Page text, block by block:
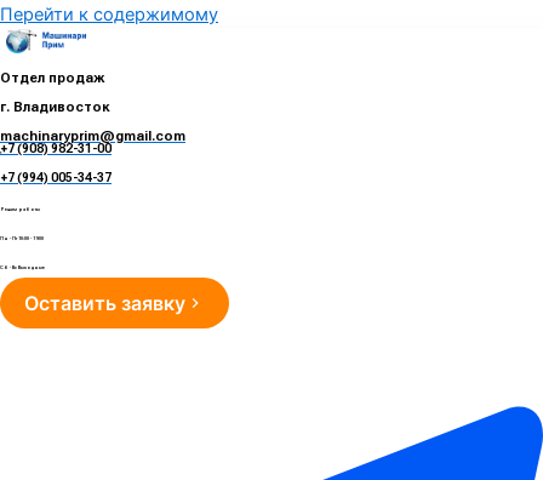
Перейти к содержимому
Отдел продаж
г. Владивосток
machinaryprim@gmail.com
+7 (908) 982-31-00
+7 (994) 005-34-37
Режим работы
Пн - Пт 10:00 - 19:00
Сб - Вс Выходные
Оставить заявку